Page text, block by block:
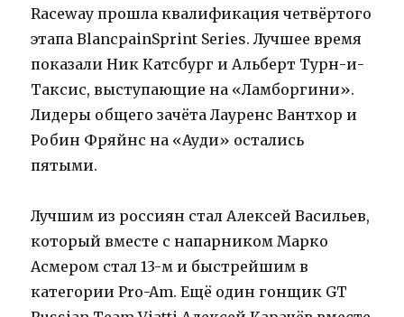
Raceway прошла квалификация четвёртого
этапа BlancpainSprint Series. Лучшее время
показали Ник Катсбург и Альберт Турн-и-
Таксис, выступающие на «Ламборгини».
Лидеры общего зачёта Лауренс Вантхор и
Робин Фряйнс на «Ауди» остались
пятыми.
Лучшим из россиян стал Алексей Васильев,
который вместе с напарником Марко
Асмером стал 13-м и быстрейшим в
категории Pro-Am. Ещё один гонщик GT